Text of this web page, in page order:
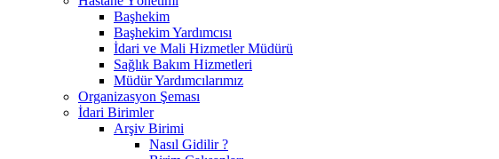
Başhekim
Başhekim Yardımcısı
İdari ve Mali Hizmetler Müdürü
Sağlık Bakım Hizmetleri
Müdür Yardımcılarımız
Organizasyon Şeması
İdari Birimler
Arşiv Birimi
Nasıl Gidilir ?